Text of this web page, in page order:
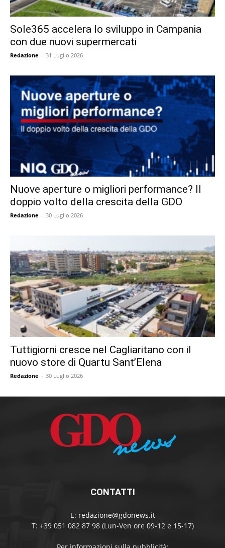
Sole365 accelera lo sviluppo in Campania
con due nuovi supermercati
Redazione - 31 Luglio 2026
Nuove aperture o migliori performance? Il
doppio volto della crescita della GDO
Redazione - 30 Luglio 2026
Tuttigiorni cresce nel Cagliaritano con il
nuovo store di Quartu Sant’Elena
Redazione - 30 Luglio 2026
CONTATTI
E: redazione@gdonews.it
T: +39 051 082 87 98 (Lun-Ven ore 09-12 e 15-17)